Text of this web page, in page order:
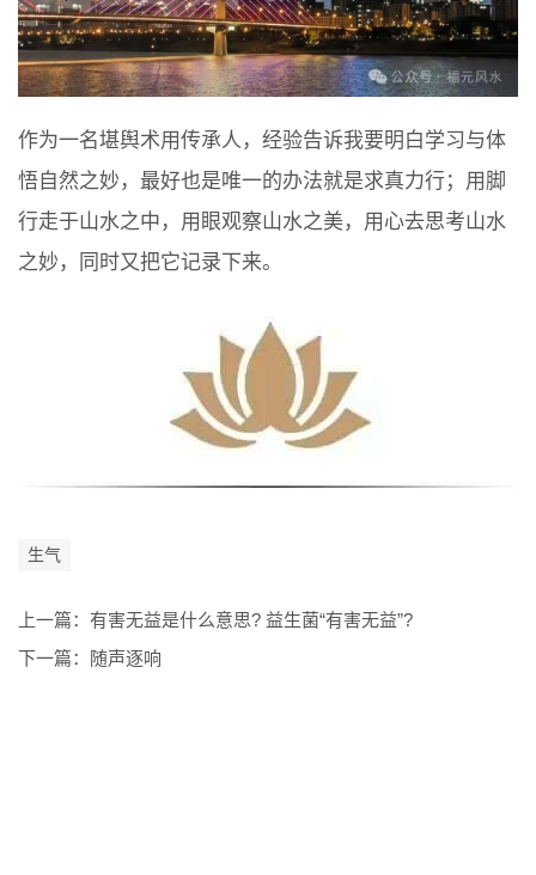
作为一名堪舆术用传承人，经验告诉我要明白学习与体
悟自然之妙，最好也是唯一的办法就是求真力行；用脚
行走于山水之中，用眼观察山水之美，用心去思考山水
之妙，同时又把它记录下来。
生气
上一篇： 有害无益是什么意思? 益生菌“有害无益”?
下一篇：
随声逐响